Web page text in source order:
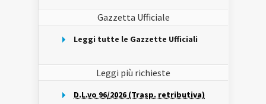
Gazzetta Ufficiale
Leggi tutte le Gazzette Ufficiali
Leggi più richieste
D.L.vo 96/2026 (Trasp. retributiva)